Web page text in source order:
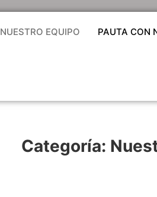
NUESTRO EQUIPO PAUTA CON
Categoría: